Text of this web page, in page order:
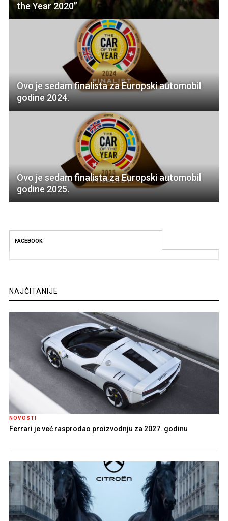
the Year 2020”
Ovo je sedam finalista za Europski automobil
godine 2024.
Ovo je sedam finalista za Europski automobil
godine 2025.
FACEBOOK:
NAJČITANIJE
NOVOSTI
Ferrari je već rasprodao proizvodnju za 2027. godinu